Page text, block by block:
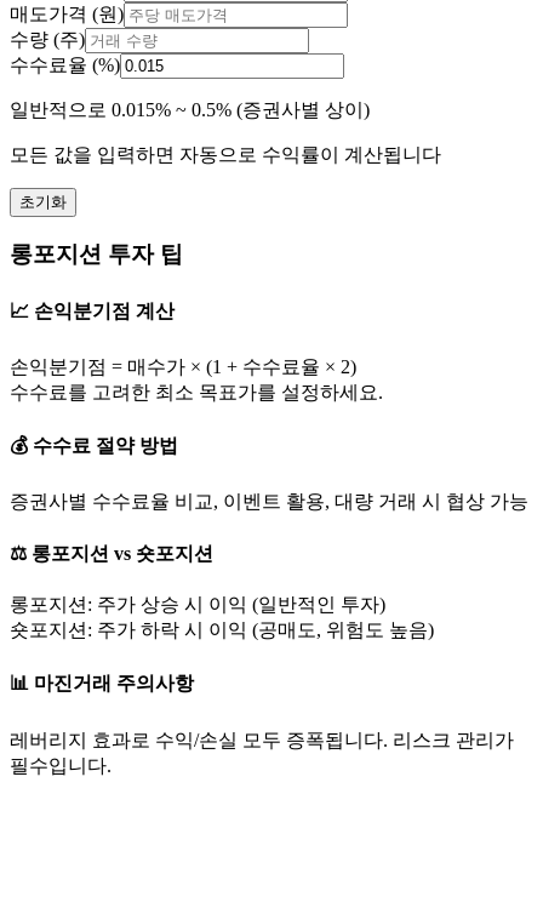
매도가격 (원)
수량 (주)
수수료율 (%)
일반적으로 0.015% ~ 0.5% (증권사별 상이)
모든 값을 입력하면 자동으로 수익률이 계산됩니다
초기화
롱포지션 투자 팁
📈 손익분기점 계산
손익분기점 = 매수가 × (1 + 수수료율 × 2)
수수료를 고려한 최소 목표가를 설정하세요.
💰 수수료 절약 방법
증권사별 수수료율 비교, 이벤트 활용, 대량 거래 시 협상 가능
⚖️ 롱포지션 vs 숏포지션
롱포지션: 주가 상승 시 이익 (일반적인 투자)
숏포지션: 주가 하락 시 이익 (공매도, 위험도 높음)
📊 마진거래 주의사항
레버리지 효과로 수익/손실 모두 증폭됩니다. 리스크 관리가
필수입니다.